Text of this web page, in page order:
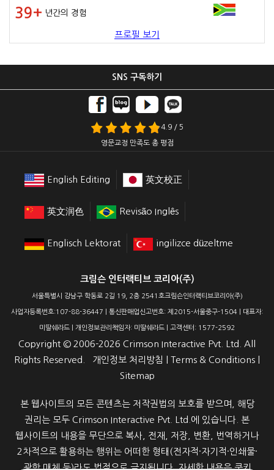
39+ 년간의 경험
프로필 보기
SNS 구독하기
4.9 / 5
영문교정 만족도 총 평점
English Editing 英文校正
英文润色 Revisão Inglês
Englisch Lektorat ingilizce düzeltme
크림슨 인터랙티브 코리아(주)
서울특별시 강남구 학동로 2길 19, 2층 2541호크림슨인터랙티브코리아(주)
사업자등록번호:107-88-36447 | 통신판매업신고번호: 제2015-서울중구-1504 | 대표자:
미딸쉐라드 | 개인정보관리책임자: 미딸쉐라드 | 고객센터: 1577-2592
Copyright © 2006-2026 Crimson Interactive Pvt. Ltd. All
Rights Reserved. 개인정보 처리방침 Terms & Conditions
Sitemap
본 웹사이트의 모든 콘텐츠는 저작권법의 보호를 받으며, 해당
권리는 모두 Crimson Interactive Pvt. Ltd.에 있습니다. 본
웹사이트의 내용을 무단으로 복사, 전재, 저장, 변환, 번역하거나
2차적으로 활용하는 행위는 어떠한 형태(전자적·자기적·인쇄물·
광학 매체 등)라도 법적으로 금지됩니다. 자세한 내용은 쿠키